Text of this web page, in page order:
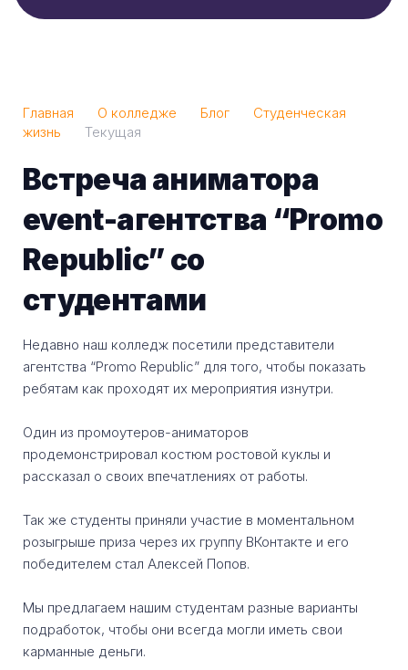
Главная О колледже Блог
Студенческая
жизнь
Текущая
Встреча аниматора
event-агентства “Promo
Republic” со
студентами
Недавно наш колледж посетили представители
агентства “Promo Republic” для того, чтобы показать
ребятам как проходят их мероприятия изнутри.
Один из промоутеров-аниматоров
продемонстрировал костюм ростовой куклы и
рассказал о своих впечатлениях от работы.
Так же студенты приняли участие в моментальном
розыгрыше приза через их группу ВКонтакте и его
победителем стал Алексей Попов.
Мы предлагаем нашим студентам разные варианты
подработок, чтобы они всегда могли иметь свои
карманные деньги.